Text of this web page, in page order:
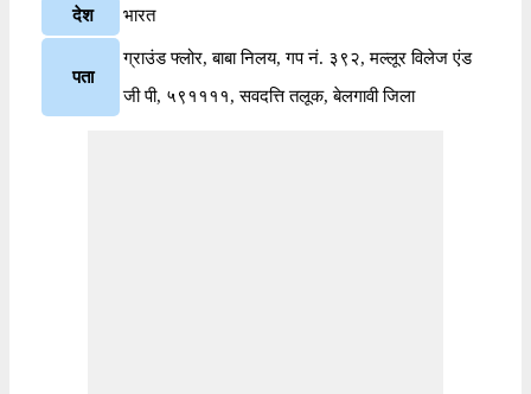
देश भारत
पता
ग्राउंड फ्लोर, बाबा निलय, गप नं. ३९२, मल्लूर विलेज एंड
जी पी, ५९११११, सवदत्ति तलूक, बेलगावी जिला